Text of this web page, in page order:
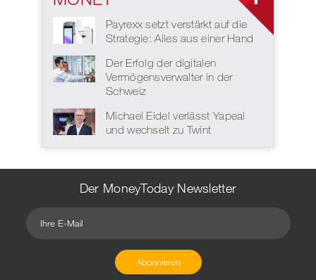
Payrexx setzt verstärkt auf die
Strategie: Alles aus einer Hand
Der Erfolg der digitalen
Vermögensverwalter in der
Schweiz
Michael Eidel verlässt Yapeal
und wechselt zu Twint
Der MoneyToday Newsletter